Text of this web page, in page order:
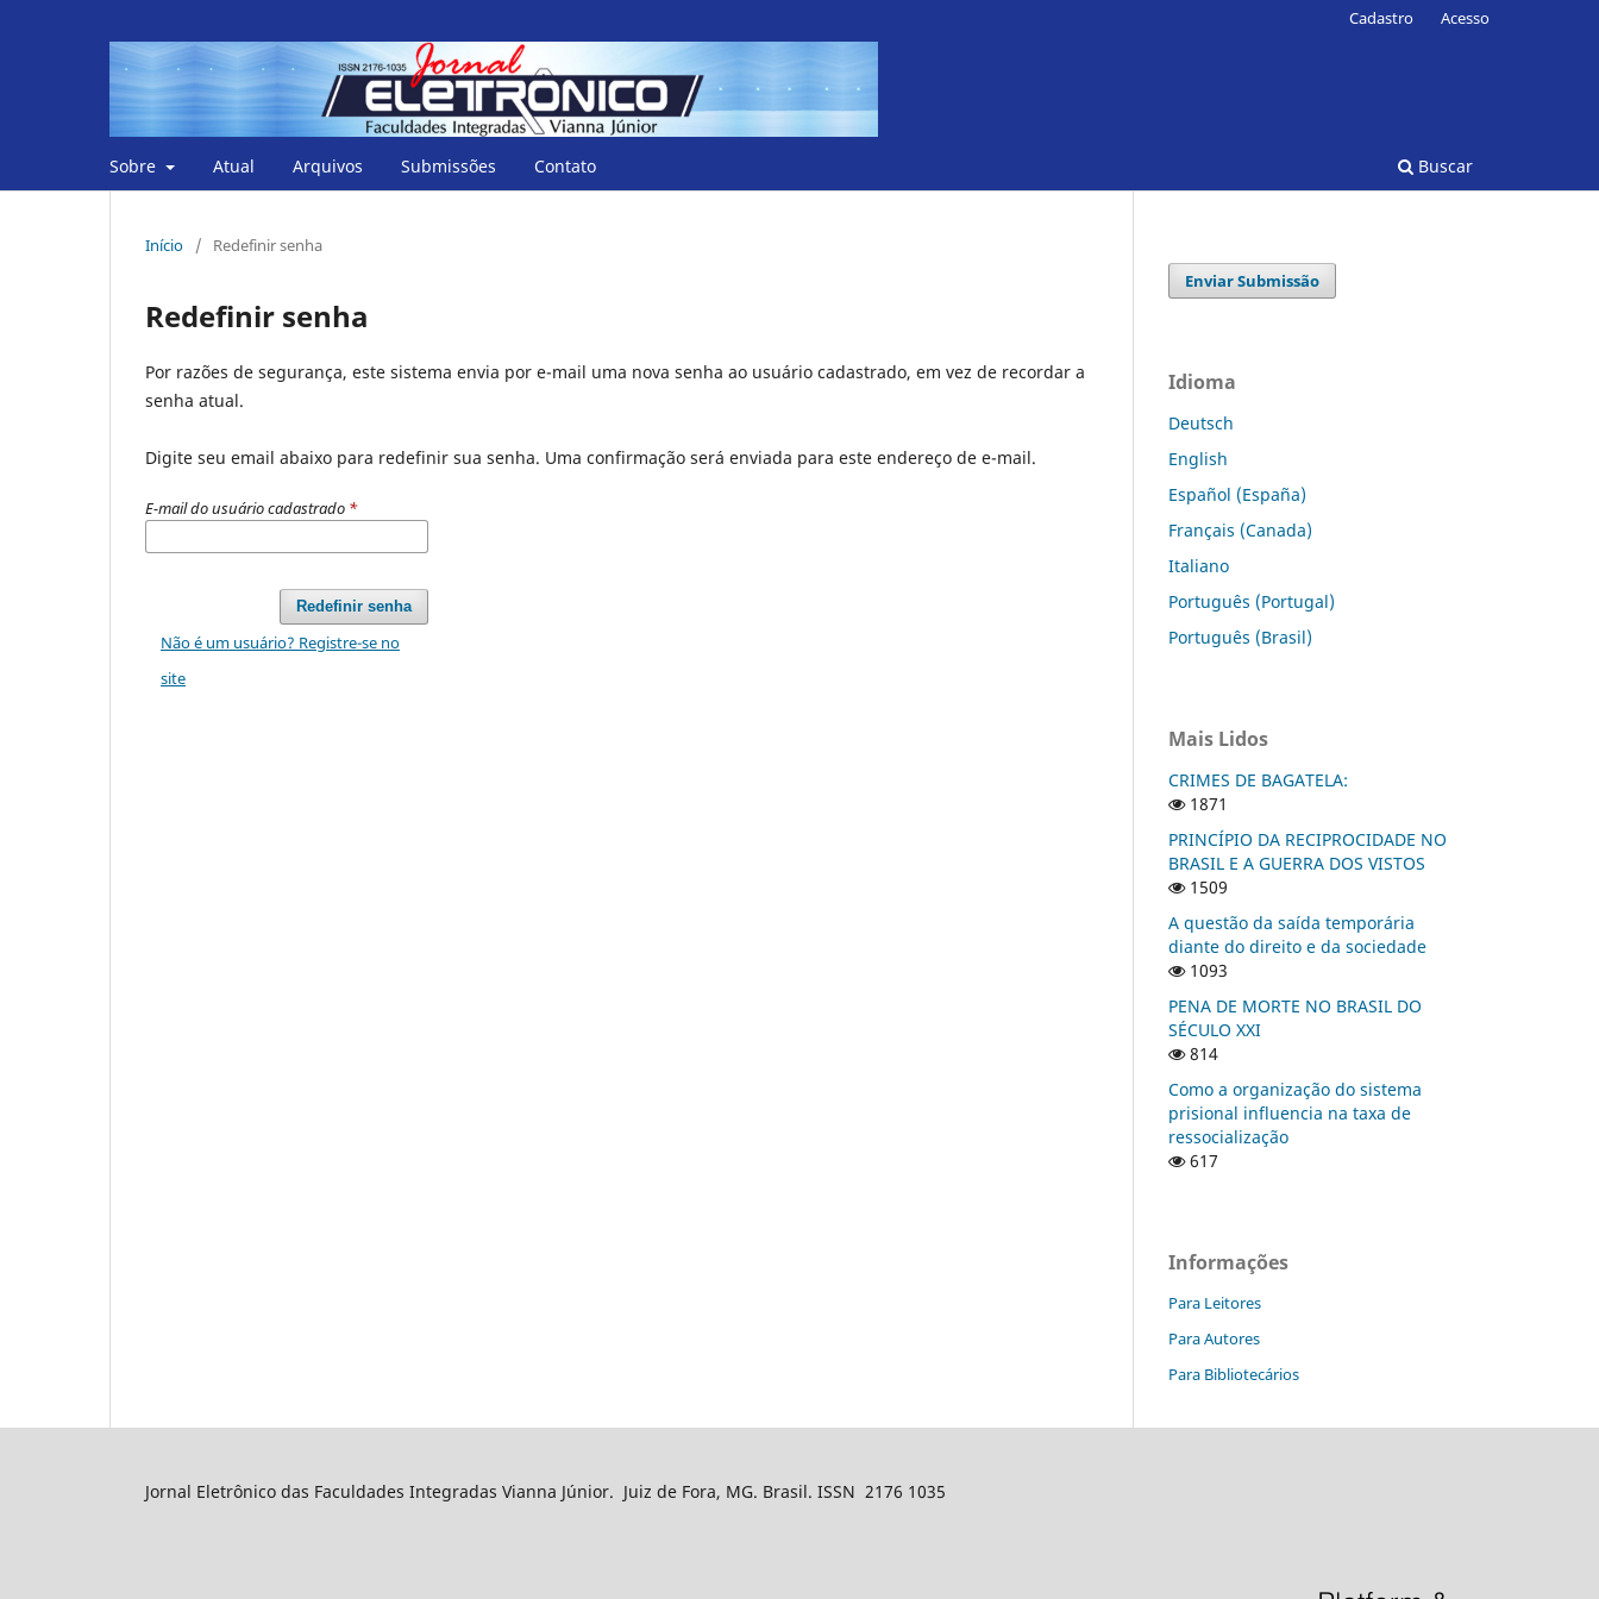
Sobre Atual Arquivos Submissões Contato Buscar
Cadastro Acesso
Início / Redefinir senha
Redefinir senha
Por razões de segurança, este sistema envia por e-mail uma nova senha ao usuário cadastrado, em vez de recordar a
senha atual.
Digite seu email abaixo para redefinir sua senha. Uma confirmação será enviada para este endereço de e-mail.
E-mail do usuário cadastrado *
Redefinir senha
Não é um usuário? Registre-se no
site
Enviar Submissão
Idioma
Deutsch
English
Español (España)
Français (Canada)
Italiano
Português (Portugal)
Português (Brasil)
Mais Lidos
CRIMES DE BAGATELA:
1871
PRINCÍPIO DA RECIPROCIDADE NO
BRASIL E A GUERRA DOS VISTOS
1509
A questão da saída temporária
diante do direito e da sociedade
1093
PENA DE MORTE NO BRASIL DO
SÉCULO XXI
814
Como a organização do sistema
prisional influencia na taxa de
ressocialização
617
Informações
Para Leitores
Para Autores
Para Bibliotecários
Jornal Eletrônico das Faculdades Integradas Vianna Júnior. Juiz de Fora, MG. Brasil. ISSN 2176 1035